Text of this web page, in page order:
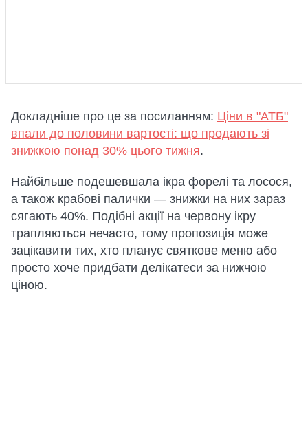
Докладніше про це за посиланням: Ціни в "АТБ"
впали до половини вартості: що продають зі
знижкою понад 30% цього тижня.
Найбільше подешевшала ікра форелі та лосося,
а також крабові палички — знижки на них зараз
сягають 40%. Подібні акції на червону ікру
трапляються нечасто, тому пропозиція може
зацікавити тих, хто планує святкове меню або
просто хоче придбати делікатеси за нижчою
ціною.